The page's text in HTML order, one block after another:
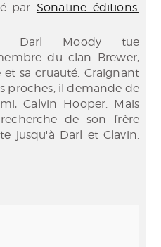
par Sonatine éditions.
Darl Moody tue
du clan Brewer,
sa cruauté. Craignant
proches, il demande de
Calvin Hooper. Mais
de son frère
jusqu'à Darl et Clavin.